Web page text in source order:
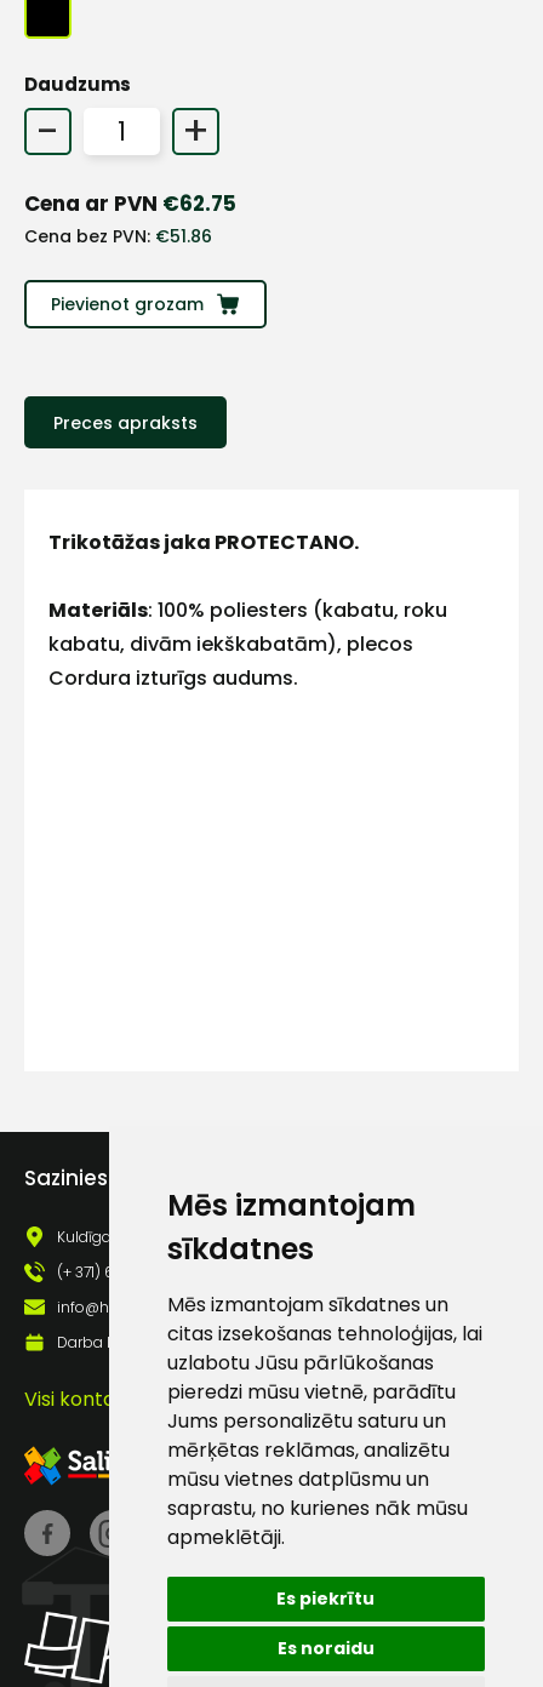
Mēs izmantojam
sīkdatnes
Mēs izmantojam sīkdatnes un
citas izsekošanas tehnoloģijas, lai
uzlabotu Jūsu pārlūkošanas
pieredzi mūsu vietnē, parādītu
Jums personalizētu saturu un
mērķētas reklāmas, analizētu
mūsu vietnes datplūsmu un
saprastu, no kurienes nāk mūsu
apmeklētāji.
Es piekrītu
Es noraidu
Daudzums
- +
Cena ar PVN €62.75
Cena bez PVN: €51.86
Pievienot grozam
Preces apraksts
Trikotāžas jaka PROTECTANO.
Materiāls: 100% poliesters (kabatu, roku
kabatu, divām iekškabatām), plecos
Cordura izturīgs audums.
Sazinies ar mums
Kuldīgas iela 69a, Saldus, Saldus nov., LV - 3801
(+ 371) 63 881 186
info@hards.lv
Darba laiks: Darbadienās: 8:00 - 17:00
Visi kontakti
E-pasts
Klientu
atbalsts
Darbdienās:
8:00 – 17:00
info@hards.lv
+